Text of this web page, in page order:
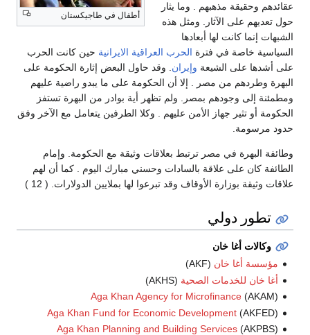
أطفال في طاجيكستان
عقائدهم وحقيقة مذهبهم . وما يثار
حول تعديهم على الآثار. ومثل هذه
الشبهات إنما كانت لها أبعادها
السياسية خاصة في فترة الحرب العراقية الايرانية حين كانت الحرب
على أشدها على الشيعة وإيران. وقد حاول البعض إثارة الحكومة على
البهرة وطردهم من مصر . إلا أن الحكومة على ما يبدو راضية عليهم
ومطمئنة إلى وجودهم بمصر. ولم تظهر أية بوادر من البهرة تستفز
الحكومة أو تثير جهاز الأمن عليهم . وكلا الطرفين يتعامل مع الآخر وفق
حدود مرسومة.
وطائفة البهرة في مصر ترتبط بعلاقات وثيقة مع الحكومة. وإمام
الطائفة كان على علاقة بالسادات وحسني مبارك اليوم . كما أن لهم
علاقات وثيقة بوزارة الأوقاف وقد تبرعوا لها بملايين الدولارات. ( 12 )
تطور دولي
وكالات أغا خان
مؤسسة أغا خان (AKF)
أغا خان للخدمات الصحية (AKHS)
Aga Khan Agency for Microfinance(AKAM)
Aga Khan Fund for Economic Development(AKFED)
Aga Khan Planning and Building Services(AKPBS)